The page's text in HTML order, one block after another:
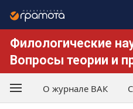
Филологические
Вопросы теории и
О журнале ВАК